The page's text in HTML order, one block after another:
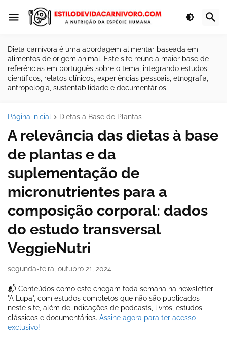
Dieta carnívora é uma abordagem alimentar baseada em
alimentos de origem animal. Este site reúne a maior base de
referências em português sobre o tema, integrando estudos
científicos, relatos clínicos, experiências pessoais, etnografia,
antropologia, sustentabilidade e documentários.
Página inicial Dietas à Base de Plantas
A relevância das dietas à base
de plantas e da
suplementação de
micronutrientes para a
composição corporal: dados
do estudo transversal
VeggieNutri
segunda-feira, outubro 21, 2024
📬 Conteúdos como este chegam toda semana na newsletter
"A Lupa", com estudos completos que não são publicados
neste site, além de indicações de podcasts, livros, estudos
clássicos e documentários. Assine agora para ter acesso
exclusivo!